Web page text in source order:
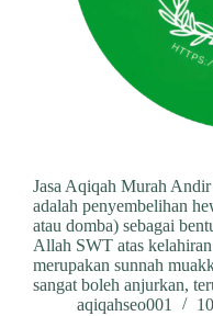
Jasa Aqiqah Murah
adalah penyembelihan
atau domba) sebagai
Allah SWT atas
merupakan sunnah
sangat boleh anjurkan,
aqiqahseo001